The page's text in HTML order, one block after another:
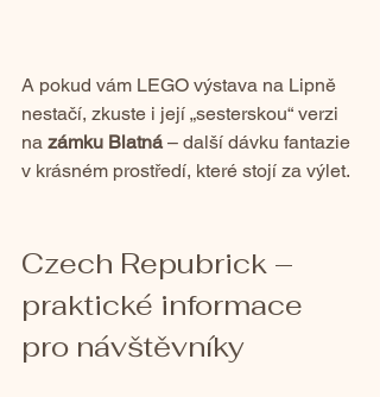
A pokud vám LEGO výstava na Lipně
nestačí, zkuste i její „sesterskou“ verzi
na zámku Blatná – další dávku fantazie
v krásném prostředí, které stojí za výlet.
Czech Repubrick –
praktické informace
pro návštěvníky